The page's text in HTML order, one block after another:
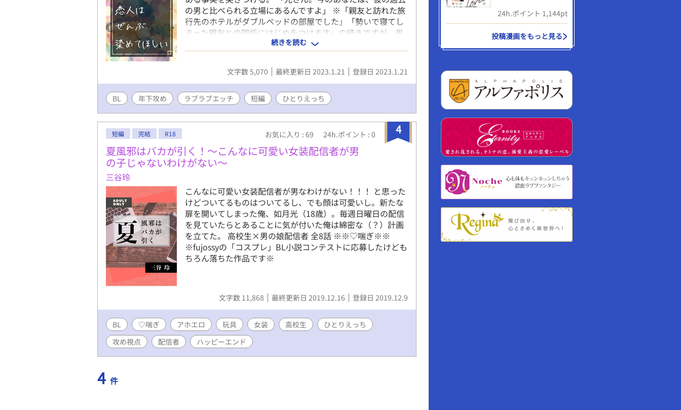
の男と比べられる立場にあるんですよ」 ※「親友と訪れた旅
行先のホテルがダブルベッドの部屋でした」「勢いで寝てし
まった親友との関係にけじめをつけます」の続きですが、単
体でもお楽しみいただけます。
続きを読む
文字数 5,070 最終更新日 2023.1.21 登録日 2023.1.21
BL 年下攻め ラブラブエッチ 短編 ひとりえっち
4
短編 完結 R18 お気に入り : 69 24h.ポイント : 0
夏風邪はバカが引く！～こんなに可愛い女装配信者が男
の子じゃないわけがない～
三谷玲
こんなに可愛い女装配信者が男なわけがない！！！ と思った
けどついてるものはついてるし、でも顔は可愛いし。新たな
扉を開いてしまった俺、如月光（18歳）。毎週日曜日の配信
を見ていたらとあることに気が付いた俺は綿密な（？）計画
を立てた。 高校生×男の娘配信者 全8話 ※※♡喘ぎ※※
※fujossyの「コスプレ」BL小説コンテストに応募したけども
ちろん落ちた作品です※
文字数 11,868 最終更新日 2019.12.16 登録日 2019.12.9
BL ♡喘ぎ アホエロ 玩具 女装 高校生
ひとりえっち
攻め視点
配信者 ハッピーエンド
4 件
24h.ポイント 1,144pt
投稿漫画をもっと見る